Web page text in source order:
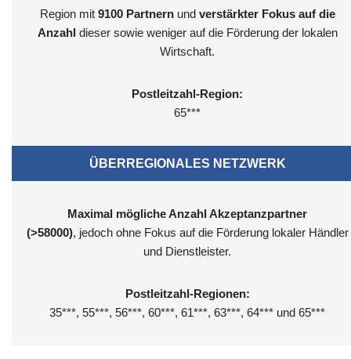
Region mit 9100 Partnernund verstärkter Fokus auf die
Anzahl dieser sowie weniger auf die Förderung der lokalen
Wirtschaft.
Postleitzahl-Region:
65***
ÜBERREGIONALES NETZWERK
Maximal mögliche Anzahl Akzeptanzpartner
(>58000), jedoch ohne Fokus auf die Förderung lokaler Händler
und Dienstleister.
Postleitzahl-Regionen:
35***, 55***, 56***, 60***, 61***, 63***, 64*** und 65***